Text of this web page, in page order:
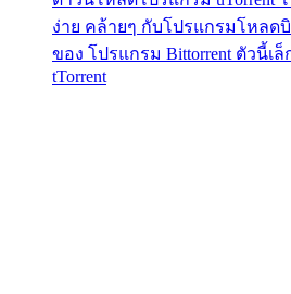
ง่าย คล้ายๆ กับโปรแกรมโหลด
ของ โปรแกรม Bittorrent ตัวนี้เ
tTorrent